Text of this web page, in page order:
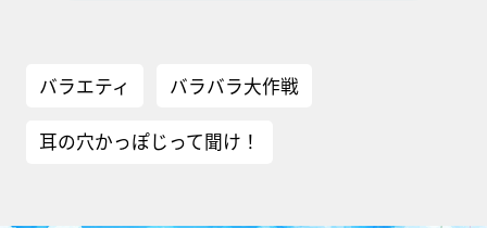
バラエティ バラバラ大作戦
耳の穴かっぽじって聞け！